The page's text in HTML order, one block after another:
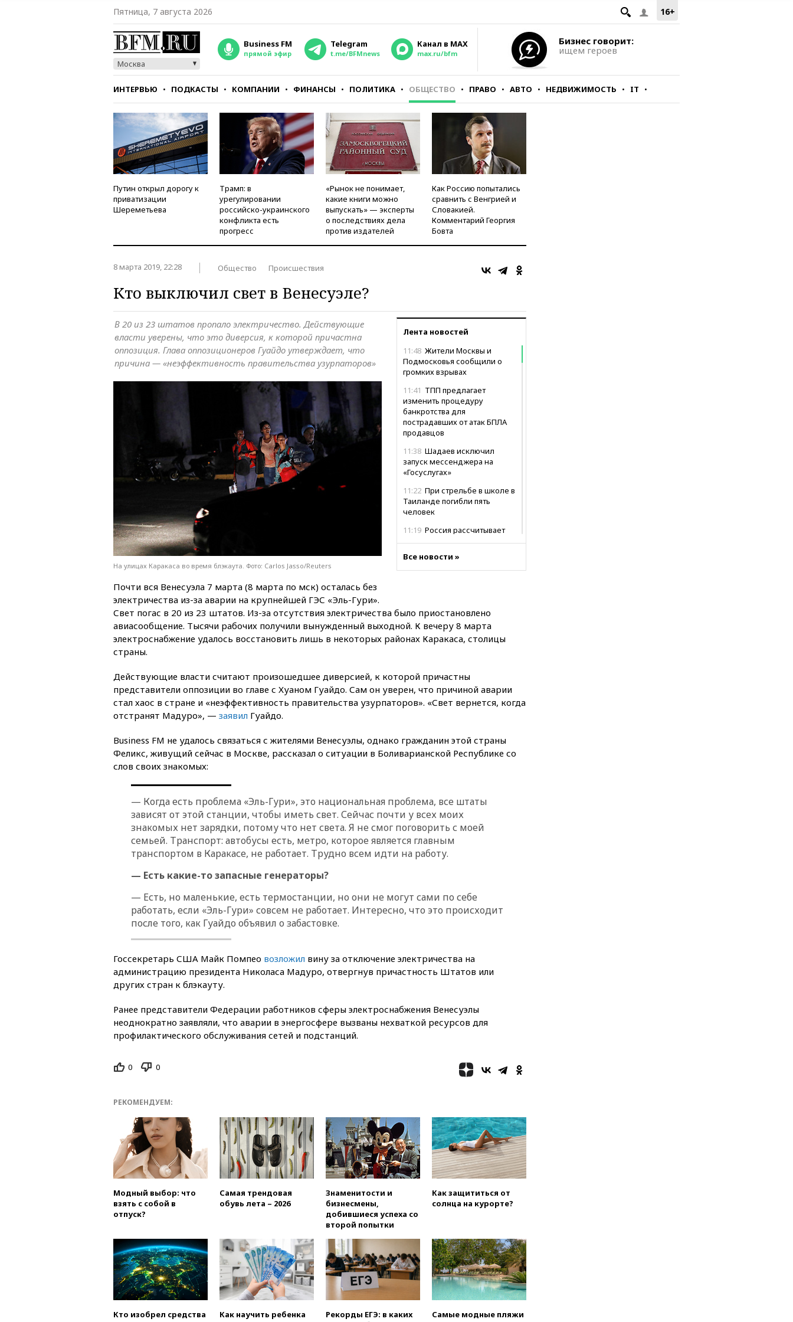
16+
Пятница, 7 августа 2026
Москва
Business FM
прямой эфир
Telegram
t.me/BFMnews
Канал в MAX
max.ru/bfm
Бизнес говорит:
ищем героев
ИНТЕРВЬЮ ПОДКАСТЫ КОМПАНИИ ФИНАНСЫ ПОЛИТИКА ОБЩЕСТВО ПРАВО АВТО НЕДВИЖИМОСТЬ IT
СТИЛЬ ТЕСТЫ
Путин открыл дорогу к
приватизации
Шереметьева
Трамп: в
урегулировании
российско-украинского
конфликта есть
прогресс
«Рынок не понимает,
какие книги можно
выпускать» — эксперты
о последствиях дела
против издателей
Как Россию попытались
сравнить с Венгрией и
Словакией.
Комментарий Георгия
Бовта
8 марта 2019, 22:28 Общество Происшествия
Кто выключил свет в Венесуэле?
Лента новостей
11:48 Жители Москвы и
Подмосковья сообщили о
громких взрывах
11:41 ТПП предлагает
изменить процедуру
банкротства для
пострадавших от атак БПЛА
продавцов
11:38 Шадаев исключил
запуск мессенджера на
«Госуслугах»
11:22 При стрельбе в школе в
Таиланде погибли пять
человек
11:19 Россия рассчитывает
Малайзией
10:59 Торговые центры и кафе
в России могут обязать
раздавать питьевую воду
Mind Money Юлия Хандошко
признала свою вину
10:41 Пашинян: Армения
ЕС и ЕАЭС
10:21ФСБ задержала более
Минтранс предлагает
тратить средства дорожных
фондов на защиту трасс от
БПЛА
09:56 Хакеры нашли
09:49WSJ: Трамп «сходит с
09:36Исландия и Черногория
в 2028 году могут войти в
приверженности Армении
основополагающим
принципам ЕАЭС
удмуртской «Ижавиа»
попросили уволиться
08:22
В Екатеринбурге
атакован склад Wildberries
07:52
В Таиланде ученик
устроил стрельбу в школе:
есть жертвы
Лесной пожар в 30
километрах от Ванкувера
привел к эвакуации жителей
06:00
Суд обязал Meta
выплатить $567 млн по делу о
вреде психическому
здоровью детей
Трамп подписал указ
против «родильного туризма»
Все новости »
В 20 из 23 штатов пропало электричество. Действующие
власти уверены, что это диверсия, к которой причастна
оппозиция. Глава оппозиционеров Гуайдо утверждает, что
причина — «неэффективность правительства узурпаторов»
На улицах Каракаса во время блэкаута. Фото: Carlos Jasso/Reuters
Почти вся Венесуэла 7 марта (8 марта по мск) осталась без
электричества из-за аварии на крупнейшей ГЭС «Эль-Гури».
Свет погас в 20 из 23 штатов. Из-за отсутствия электричества было приостановлено
авиасообщение. Тысячи рабочих получили вынужденный выходной. К вечеру 8 марта
электроснабжение удалось восстановить лишь в некоторых районах Каракаса, столицы
страны.
Действующие власти считают произошедшее диверсией, к которой причастны
представители оппозиции во главе с Хуаном Гуайдо. Сам он уверен, что причиной аварии
стал хаос в стране и «неэффективность правительства узурпаторов». «Свет вернется, когда
отстранят Мадуро», — заявил Гуайдо.
Business FM не удалось связаться с жителями Венесуэлы, однако гражданин этой страны
Феликс, живущий сейчас в Москве, рассказал о ситуации в Боливарианской Республике со
слов своих знакомых:
— Когда есть проблема «Эль-Гури», это национальная проблема, все штаты
зависят от этой станции, чтобы иметь свет. Сейчас почти у всех моих
знакомых нет зарядки, потому что нет света. Я не смог поговорить с моей
семьей. Транспорт: автобусы есть, метро, которое является главным
транспортом в Каракасе, не работает. Трудно всем идти на работу.
— Есть какие-то запасные генераторы?
— Есть, но маленькие, есть термостанции, но они не могут сами по себе
работать, если «Эль-Гури» совсем не работает. Интересно, что это происходит
после того, как Гуайдо объявил о забастовке.
Госсекретарь США Майк Помпео возложил вину за отключение электричества на
администрацию президента Николаса Мадуро, отвергнув причастность Штатов или
других стран к блэкауту.
Ранее представители Федерации работников сферы электроснабжения Венесуэлы
неоднократно заявляли, что аварии в энергосфере вызваны нехваткой ресурсов для
профилактического обслуживания сетей и подстанций.
0 0
РЕКОМЕНДУЕМ:
Модный выбор: что
взять с собой в
отпуск?
Самая трендовая
обувь лета – 2026
Знаменитости и
бизнесмены,
добившиеся успеха со
второй попытки
Как защититься от
солнца на курорте?
Кто изобрел средства
Как научить ребенка
Рекорды ЕГЭ: в каких
Самые модные пляжи